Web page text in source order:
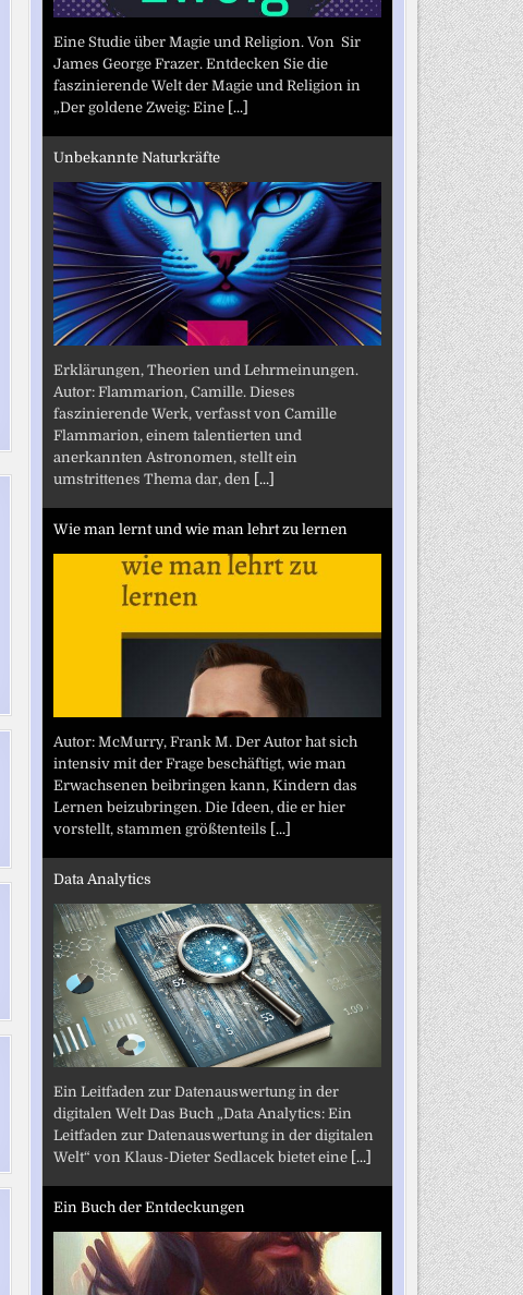
Eine Studie über Magie und Religion. Von Sir
James George Frazer. Entdecken Sie die
faszinierende Welt der Magie und Religion in
„Der goldene Zweig: Eine [...]
Unbekannte Naturkräfte
Erklärungen, Theorien und Lehrmeinungen.
Autor: Flammarion, Camille. Dieses
faszinierende Werk, verfasst von Camille
Flammarion, einem talentierten und
anerkannten Astronomen, stellt ein
umstrittenes Thema dar, den [...]
Wie man lernt und wie man lehrt zu lernen
Autor: McMurry, Frank M. Der Autor hat sich
intensiv mit der Frage beschäftigt, wie man
Erwachsenen beibringen kann, Kindern das
Lernen beizubringen. Die Ideen, die er hier
vorstellt, stammen größtenteils [...]
Data Analytics
Ein Leitfaden zur Datenauswertung in der
digitalen Welt Das Buch „Data Analytics: Ein
Leitfaden zur Datenauswertung in der digitalen
Welt“ von Klaus-Dieter Sedlacek bietet eine [...]
Ein Buch der Entdeckungen